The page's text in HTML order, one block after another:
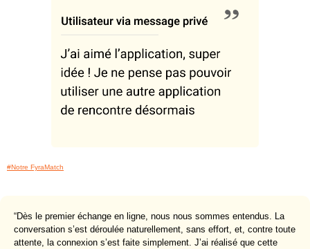
#Notre FyraMatch
“Dès le premier échange en ligne, nous nous sommes entendus. La
conversation s’est déroulée naturellement, sans effort, et, contre toute
attente, la connexion s’est faite simplement. J’ai réalisé que cette